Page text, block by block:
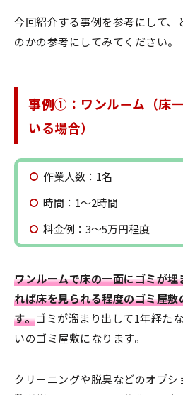
今回紹介する事例を参考にして、
のかの参考にしてみてください。
事例①：ワンルーム（床
いる場合）
作業人数：1名
時間：1〜2時間
料金例：3〜5万円程度
ワンルームで床の一面にゴミが埋
れば床を見られる程度のゴミ屋
す。ゴミが溜まり出して1年経た
いのゴミ屋敷になります。
クリーニングや脱臭などのオプ